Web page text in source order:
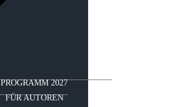
PROGRAMM 2027
FÜR AUTOREN